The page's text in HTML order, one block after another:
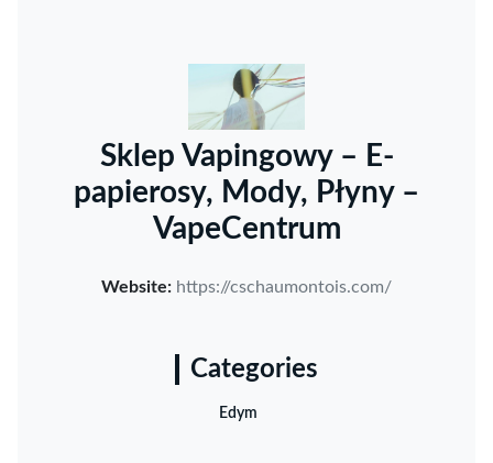
Sklep Vapingowy – E-
papierosy, Mody, Płyny –
VapeCentrum
Website: https://cschaumontois.com/
Categories
Edym